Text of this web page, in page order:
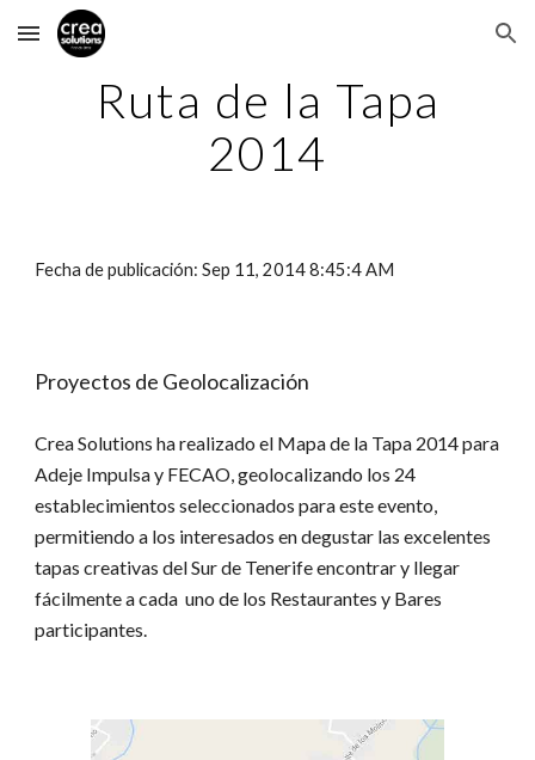
Skip to main content Skip to navigation
Ruta de la Tapa
2014
Fecha de publicación: Sep 11, 2014 8:45:4 AM
Proyectos de Geolocalización
Crea Solutions ha realizado el Mapa de la Tapa 2014 para
Adeje Impulsa y FECAO, geolocalizando los 24
establecimientos seleccionados para este evento,
permitiendo a los interesados en degustar las excelentes
tapas creativas del Sur de Tenerife encontrar y llegar
fácilmente a cada uno de los Restaurantes y Bares
participantes.